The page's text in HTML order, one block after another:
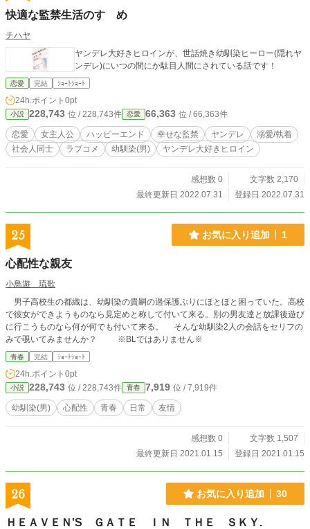
快適な監禁生活のすゝめ
チハヤ
ヤンデレ大好きヒロインが、世話焼き幼馴染ヒーロー(隠れヤ
ンデレ)にいつの間にか駄目人間にされている話です！
恋愛 完結 ｼｮｰﾄｼｮｰﾄ
24h.ポイント 0pt
小説 228,743 位 / 228,743件 恋愛 66,363 位 / 66,363件
恋愛 女主人公 ハッピーエンド 幸せな監禁 ヤンデレ
溺愛/執着
社会人同士
ラブコメ 幼馴染(男) ヤンデレ大好きヒロイン
感想数 0
文字数 2,170
最終更新日 2022.07.31
登録日 2022.07.31
25 お気に入り追加 1
心配性な親友
小鳥遊 琉歌
男子高校生の都織は、幼馴染の貴嗣の過保護ぶりにほとほと困っていた。高校
で彼女ができようものなら見定めと称して付いて来る。別の男友達と放課後遊び
に行こうものなら何が何でも付いて来る。 そんな幼馴染2人の会話をセリフの
みで覗いてみませんか？ ※BLではありません※
青春 完結 ｼｮｰﾄｼｮｰﾄ
24h.ポイント 0pt
小説 228,743 位 / 228,743件 青春 7,919 位 / 7,919件
幼馴染(男) 心配性 青春 日常 友情
感想数 0
文字数 1,507
最終更新日 2021.01.15
登録日 2021.01.15
26 お気に入り追加 30
ＨＥＡＶＥＮ'S ＧＡＴＥ ＩＮ ＴＨＥ ＳＫＹ.